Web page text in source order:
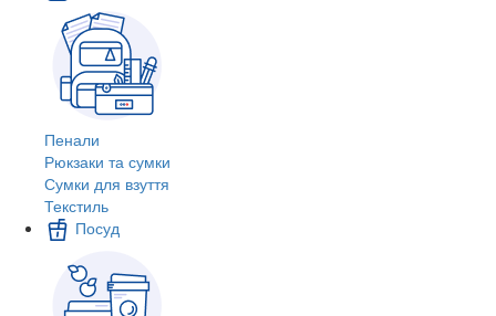
Пенали
Рюкзаки та сумки
Сумки для взуття
Текстиль
Посуд